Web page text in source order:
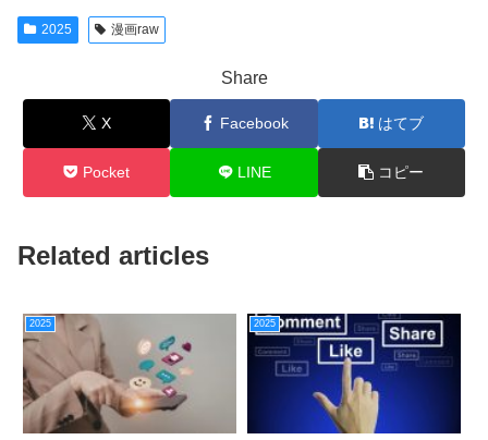
2025 漫画raw
Share
X Facebook はてブ
Pocket LINE コピー
Related articles
2025 2025